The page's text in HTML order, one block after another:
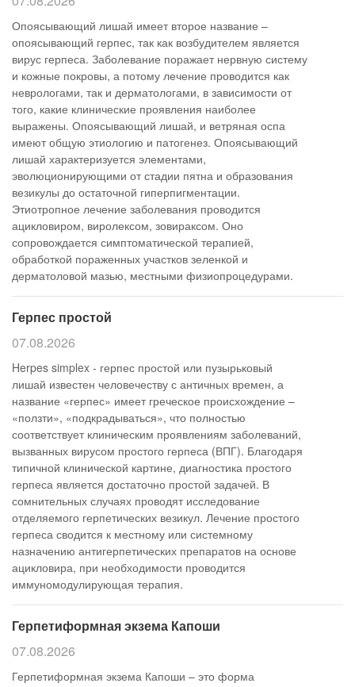
Опоясывающий лишай имеет второе название –
опоясывающий герпес, так как возбудителем является
вирус герпеса. Заболевание поражает нервную систему
и кожные покровы, а потому лечение проводится как
неврологами, так и дерматологами, в зависимости от
того, какие клинические проявления наиболее
выражены. Опоясывающий лишай, и ветряная оспа
имеют общую этиологию и патогенез. Опоясывающий
лишай характеризуется элементами,
эволюционирующими от стадии пятна и образования
везикулы до остаточной гиперпигментации.
Этиотропное лечение заболевания проводится
ацикловиром, виролексом, зовираксом. Оно
сопровождается симптоматической терапией,
обработкой пораженных участков зеленкой и
дерматоловой мазью, местными физиопроцедурами.
Герпес простой
07.08.2026
Herpes simplex - герпес простой или пузырьковый
лишай известен человечеству с античных времен, а
название «герпес» имеет греческое происхождение –
«ползти», «подкрадываться», что полностью
соответствует клиническим проявлениям заболеваний,
вызванных вирусом простого герпеса (ВПГ). Благодаря
типичной клинической картине, диагностика простого
герпеса является достаточно простой задачей. В
сомнительных случаях проводят исследование
отделяемого герпетических везикул. Лечение простого
герпеса сводится к местному или системному
назначению антигерпетических препаратов на основе
ацикловира, при необходимости проводится
иммуномодулирующая терапия.
Герпетиформная экзема Капоши
07.08.2026
Герпетиформная экзема Капоши – это форма